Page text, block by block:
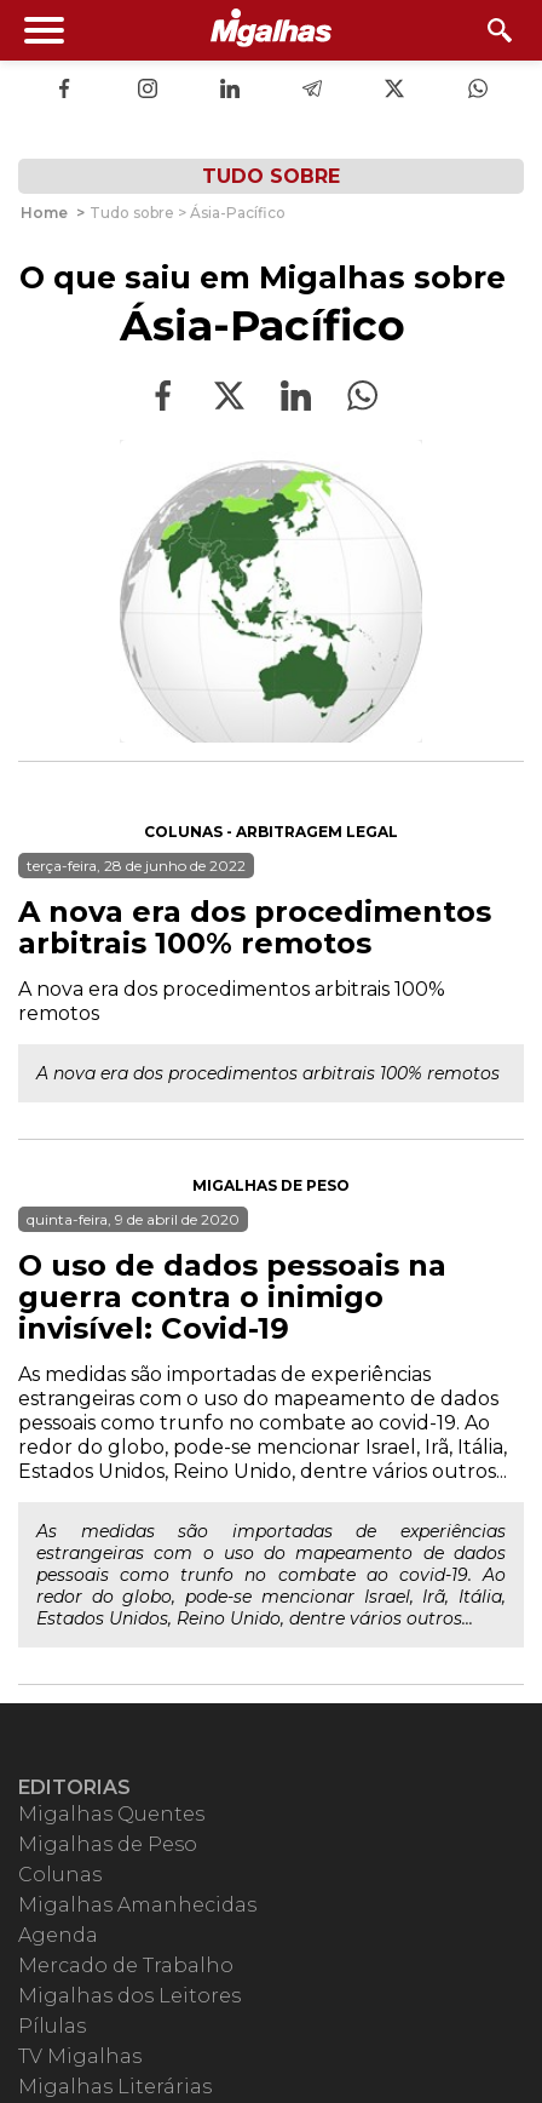
TUDO SOBRE
Home > Tudo sobre > Ásia-Pacífico
O que saiu em Migalhas sobre
Ásia-Pacífico
COLUNAS - ARBITRAGEM LEGAL
terça-feira, 28 de junho de 2022
A nova era dos procedimentos
arbitrais 100% remotos
A nova era dos procedimentos arbitrais 100%
remotos
A nova era dos procedimentos arbitrais 100% remotos
MIGALHAS DE PESO
quinta-feira, 9 de abril de 2020
O uso de dados pessoais na
guerra contra o inimigo
invisível: Covid-19
As medidas são importadas de experiências
estrangeiras com o uso do mapeamento de dados
pessoais como trunfo no combate ao covid-19. Ao
redor do globo, pode-se mencionar Israel, Irã, Itália,
Estados Unidos, Reino Unido, dentre vários outros...
As medidas são importadas de experiências
estrangeiras com o uso do mapeamento de dados
pessoais como trunfo no combate ao covid-19. Ao
redor do globo, pode-se mencionar Israel, Irã, Itália,
Estados Unidos, Reino Unido, dentre vários outros...
EDITORIAS
Migalhas Quentes
Migalhas de Peso
Colunas
Migalhas Amanhecidas
Agenda
Mercado de Trabalho
Migalhas dos Leitores
Pílulas
TV Migalhas
Migalhas Literárias